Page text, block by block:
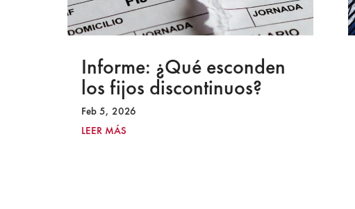
Informe: ¿Qué esconden
los fijos discontinuos?
Feb 5, 2026
LEER MÁS